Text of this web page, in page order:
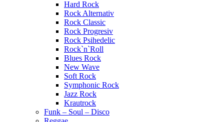
Hard Rock
Rock Alternativ
Rock Classic
Rock Progresiv
Rock Psihedelic
Rock`n`Roll
Blues Rock
New Wave
Soft Rock
Symphonic Rock
Jazz Rock
Krautrock
Funk – Soul – Disco